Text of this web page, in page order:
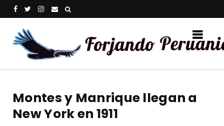
Montes y Manrique llegan a
New York en 1911